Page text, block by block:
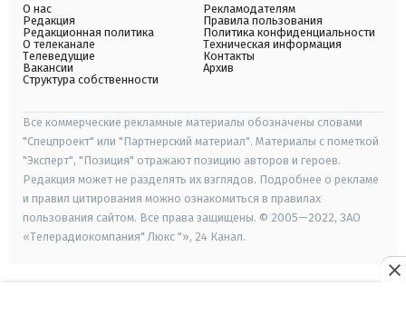
О нас
Редакция
Редакционная политика
О телеканале
Телеведущие
Вакансии
Структура собственности
Рекламодателям
Правила пользования
Политика конфиденциальности
Техническая информация
Контакты
Архив
Все коммерческие рекламные материалы обозначены словами
"Спецпроект" или "Партнерский материал". Материалы с пометкой
"Эксперт", "Позиция" отражают позицию авторов и героев.
Редакция может не разделять их взглядов. Подробнее о рекламе
и правил цитирования можно ознакомиться в правилах
пользования сайтом. Все права защищены. © 2005—2022, ЗАО
«Телерадиокомпания" Люкс "», 24 Канал.